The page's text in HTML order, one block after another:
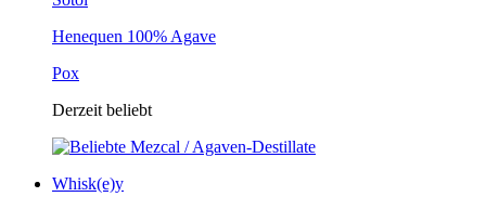
Henequen 100% Agave
Pox
Derzeit beliebt
Whisk(e)y